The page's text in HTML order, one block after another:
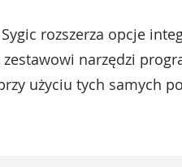
rozszerza opcje
narzędzi
użyciu tych samych